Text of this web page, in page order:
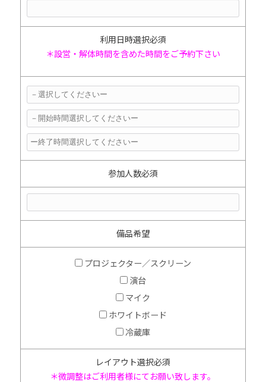
利用日時選択必須
＊設営・解体時間を含めた時間をご予約下さい
参加人数必須
備品希望
プロジェクター／スクリーン
演台
マイク
ホワイトボード
冷蔵庫
レイアウト選択必須
＊微調整はご利用者様にてお願い致します。